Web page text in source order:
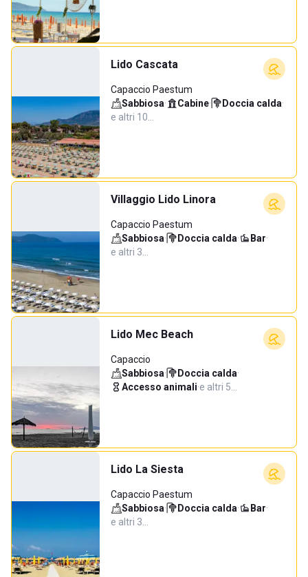
Lido Cascata
Capaccio Paestum
Sabbiosa· Cabine· Doccia calda·
e altri 10…
Villaggio Lido Linora
Capaccio Paestum
Sabbiosa· Doccia calda· Bar·
e altri 3…
Lido Mec Beach
Capaccio
Sabbiosa· Doccia calda·
Accesso animali·e altri 5…
Lido La Siesta
Capaccio Paestum
Sabbiosa· Doccia calda· Bar·
e altri 3…